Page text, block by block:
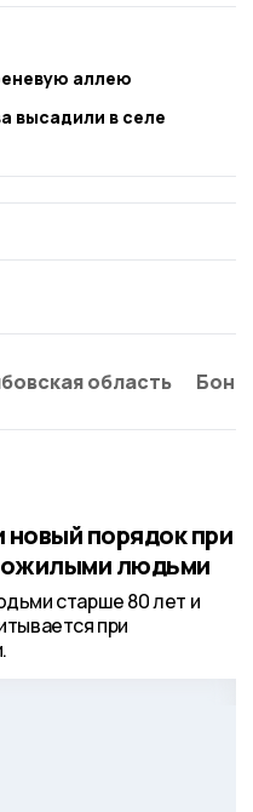
аллею
высадили в селе
область
порядок при
людьми
старше 80 лет и
при